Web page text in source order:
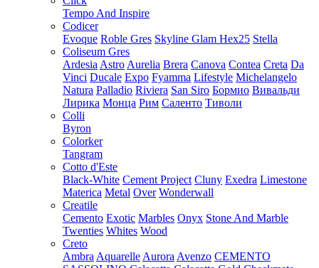
Tempo And Inspire
Codicer
Evoque Roble Gres Skyline Glam Hex25 Stella
Coliseum Gres
Ardesia Astro Aurelia Brera Canova Contea Creta Da
Vinci Ducale Expo Fyamma Lifestyle Michelangelo
Natura Palladio Riviera San Siro Бормио Вивальди
Лирика Монца Рим Саленто Тиволи
Colli
Byron
Colorker
Tangram
Cotto d'Este
Black-White Cement Project Cluny Exedra Limestone
Materica Metal Over Wonderwall
Creatile
Cemento Exotic Marbles Onyx Stone And Marble
Twenties Whites Wood
Creto
Ambra Aquarelle Aurora Avenzo CEMENTO